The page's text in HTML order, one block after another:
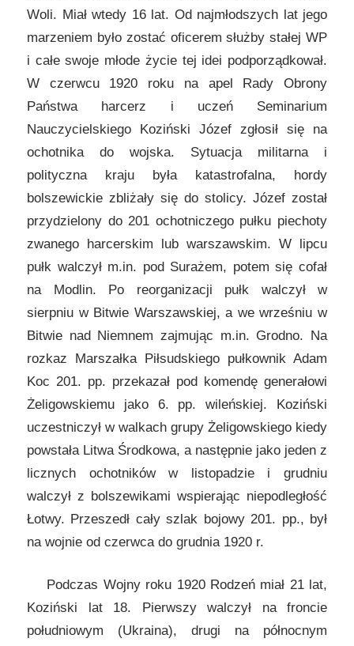
Woli. Miał wtedy 16 lat. Od najmłodszych lat jego
marzeniem było zostać oficerem służby stałej WP
i całe swoje młode życie tej idei podporządkował.
W czerwcu 1920 roku na apel Rady Obrony
Państwa harcerz i uczeń Seminarium
Nauczycielskiego Koziński Józef zgłosił się na
ochotnika do wojska. Sytuacja militarna i
polityczna kraju była katastrofalna, hordy
bolszewickie zbliżały się do stolicy. Józef został
przydzielony do 201 ochotniczego pułku piechoty
zwanego harcerskim lub warszawskim. W lipcu
pułk walczył m.in. pod Surażem, potem się cofał
na Modlin. Po reorganizacji pułk walczył w
sierpniu w Bitwie Warszawskiej, a we wrześniu w
Bitwie nad Niemnem zajmując m.in. Grodno. Na
rozkaz Marszałka Piłsudskiego pułkownik Adam
Koc 201. pp. przekazał pod komendę generałowi
Żeligowskiemu jako 6. pp. wileńskiej. Koziński
uczestniczył w walkach grupy Żeligowskiego kiedy
powstała Litwa Środkowa, a następnie jako jeden z
licznych ochotników w listopadzie i grudniu
walczył z bolszewikami wspierając niepodległość
Łotwy. Przeszedł cały szlak bojowy 201. pp., był
na wojnie od czerwca do grudnia 1920 r.
Podczas Wojny roku 1920 Rodzeń miał 21 lat,
Koziński lat 18. Pierwszy walczył na froncie
południowym (Ukraina), drugi na północnym